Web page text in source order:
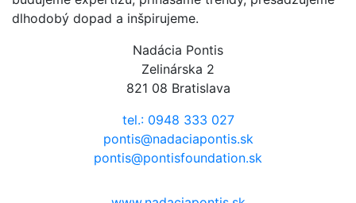
dlhodobý dopad a inšpirujeme.
Nadácia Pontis
Zelinárska 2
821 08 Bratislava
tel.: 0948 333 027
pontis@nadaciapontis.sk
pontis@pontisfoundation.sk